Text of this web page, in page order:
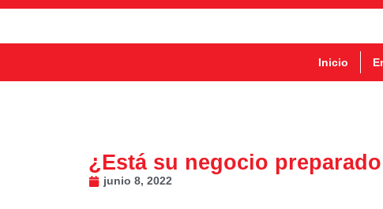
Inicio
¿Está su negocio
junio 8, 2022